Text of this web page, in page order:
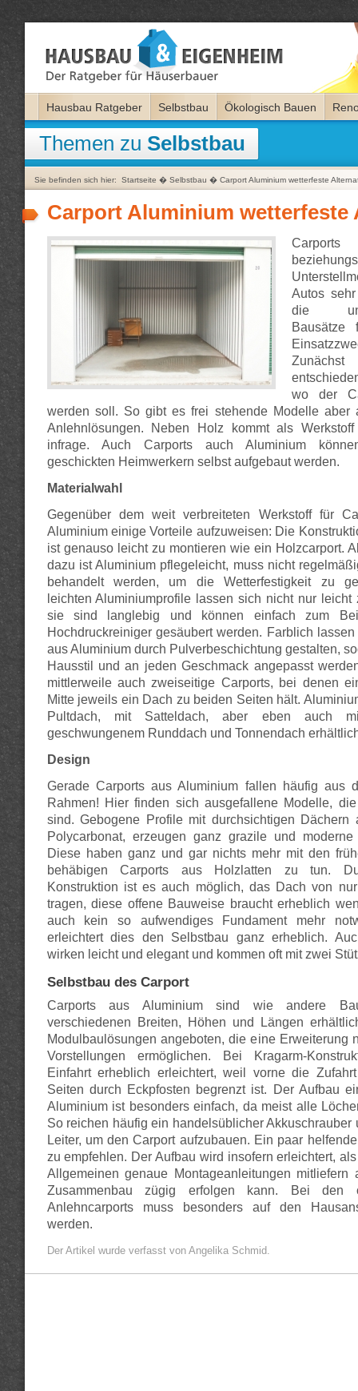
Hausbau Ratgeber Selbstbau Ökologisch Bauen
Themen zu Selbstbau
Sie befinden sich hier: Startseite � Selbstbau � Carport Aluminium wetterfeste
Carport Aluminium wetterfeste
Autos
die
Bausätze
wo der
werden soll. So gibt es frei stehende Modelle aber
Anlehnlösungen. Neben Holz kommt als
infrage. Auch Carports auch Aluminium
geschickten Heimwerkern selbst aufgebaut werden.
Materialwahl
Gegenüber dem weit verbreiteten Werkstoff für
Aluminium einige Vorteile aufzuweisen: Die
ist genauso leicht zu montieren wie ein Holzcarport.
dazu ist Aluminium pflegeleicht, muss nicht
behandelt werden, um die Wetterfestigkeit zu
leichten Aluminiumprofile lassen sich nicht nur leicht
sie sind langlebig und können einfach zum
Hochdruckreiniger gesäubert werden. Farblich
aus Aluminium durch Pulverbeschichtung gestalten,
Hausstil und an jeden Geschmack angepasst
mittlerweile auch zweiseitige Carports, bei denen
Mitte jeweils ein Dach zu beiden Seiten hält.
Pultdach, mit Satteldach, aber eben auch
geschwungenem Runddach und Tonnendach
Design
Gerade Carports aus Aluminium fallen häufig aus
Rahmen! Hier finden sich ausgefallene Modelle,
sind. Gebogene Profile mit durchsichtigen Dächern
Polycarbonat, erzeugen ganz grazile und
Diese haben ganz und gar nichts mehr mit den
behäbigen Carports aus Holzlatten zu tun.
Konstruktion ist es auch möglich, das Dach von
tragen, diese offene Bauweise braucht erheblich
auch kein so aufwendiges Fundament mehr
erleichtert dies den Selbstbau ganz erheblich.
wirken leicht und elegant und kommen oft mit zwei
Selbstbau des Carport
Carports aus Aluminium sind wie andere
verschiedenen Breiten, Höhen und Längen
Modulbaulösungen angeboten, die eine Erweiterung
Vorstellungen ermöglichen. Bei Kragarm-
Einfahrt erheblich erleichtert, weil vorne die
Seiten durch Eckpfosten begrenzt ist. Der Aufbau
Aluminium ist besonders einfach, da meist alle
So reichen häufig ein handelsüblicher Akkuschrauber
Leiter, um den Carport aufzubauen. Ein paar
zu empfehlen. Der Aufbau wird insofern erleichtert,
Allgemeinen genaue Montageanleitungen mitliefern
Zusammenbau zügig erfolgen kann. Bei den
Anlehncarports muss besonders auf den
werden.
Der Artikel wurde verfasst von Angelika Schmid.